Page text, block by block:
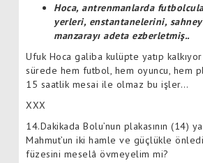
Hoca, antrenmanlarda
yerleri, enstantanelerini,
manzarayı adeta ezberletmiş..
Ufuk Hoca galiba kulüpte yatıp
sürede hem futbol, hem oyuncu, hem
15 saatlik mesai ile olmaz bu işler…
XXX
14.Dakikada Bolu’nun plakasının (14)
Mahmut’un iki hamle ve güçlükle
füzesini meselâ övmeyelim mi?